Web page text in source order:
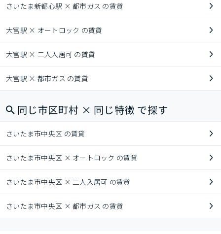
さいたま新都心駅 × 都市ガス の賃貸
大宮駅 × オートロック の賃貸
大宮駅 × 二人入居可 の賃貸
大宮駅 × 都市ガス の賃貸
同じ市区町村 × 同じ特徴 で探す
さいたま市中央区 の賃貸
さいたま市中央区 × オートロック の賃貸
さいたま市中央区 × 二人入居可 の賃貸
さいたま市中央区 × 都市ガス の賃貸